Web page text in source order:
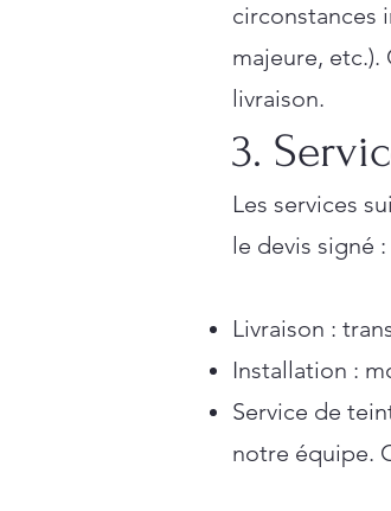
circonstances
majeure,
livraison.
3.
Les services
le devis signé :
Livraison :
Installation :
Service de
notre équipe.